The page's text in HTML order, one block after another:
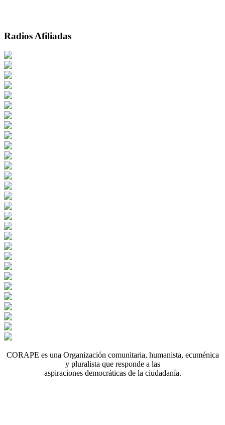
Radios Afiliadas
CORAPE es una Organización comunitaria, humanista, ecuménica
y pluralista que responde a las
aspiraciones democráticas de la ciudadanía.